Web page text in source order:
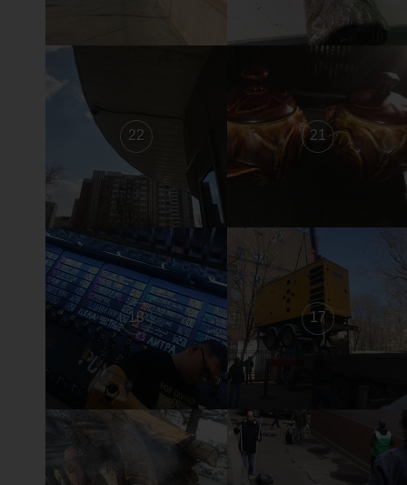
22 21
18 17